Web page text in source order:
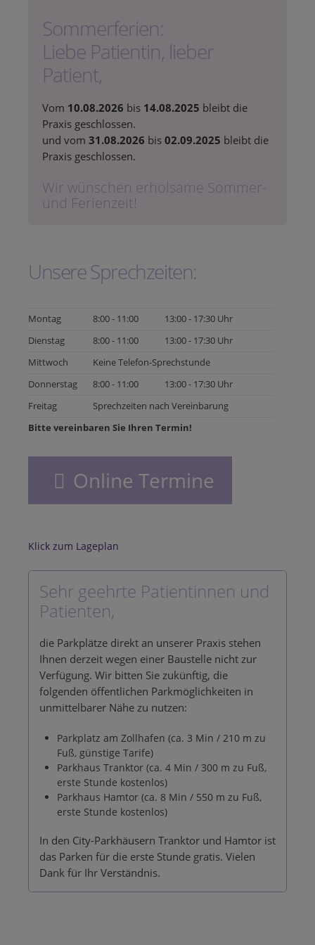
Sommerferien:
Liebe Patientin, lieber
Patient,
Vom 10.08.2026 bis 14.08.2025 bleibt die
Praxis geschlossen.
und vom 31.08.2026 bis02.09.2025 bleibt die
Praxis geschlossen.
Wir wünschen erholsame Sommer-
und Ferienzeit!
Unsere Sprechzeiten:
Montag 8:00 - 11:00
13:00 - 17:30 Uhr
Dienstag
8:00 - 11:00
13:00 - 17:30 Uhr
Mittwoch
Keine Telefon-Sprechstunde
Donnerstag
8:00 - 11:00
13:00 - 17:30 Uhr
Freitag
Sprechzeiten nach Vereinbarung
Bitte vereinbaren Sie Ihren Termin!
Online Termine
Klick zum Lageplan
Sehr geehrte Patientinnen und
Patienten,
die Parkplätze direkt an unserer Praxis stehen
Ihnen derzeit wegen einer Baustelle nicht zur
Verfügung. Wir bitten Sie zukünftig, die
folgenden öffentlichen Parkmöglichkeiten in
unmittelbarer Nähe zu nutzen:
Parkplatz am Zollhafen (ca. 3 Min / 210 m zu
Fuß, günstige Tarife)
Parkhaus Tranktor (ca. 4 Min / 300 m zu Fuß,
erste Stunde kostenlos)
Parkhaus Hamtor (ca. 8 Min / 550 m zu Fuß,
erste Stunde kostenlos)
In den City-Parkhäusern Tranktor und Hamtor ist
das Parken für die erste Stunde gratis. Vielen
Dank für Ihr Verständnis.